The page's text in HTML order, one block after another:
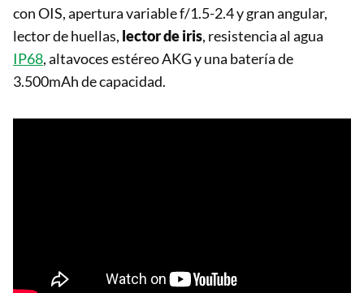
con OIS, apertura variable f/1.5-2.4 y gran angular,
lector de huellas, lector de iris, resistencia al agua
IP68, altavoces estéreo AKG y una batería de
3.500mAh de capacidad.